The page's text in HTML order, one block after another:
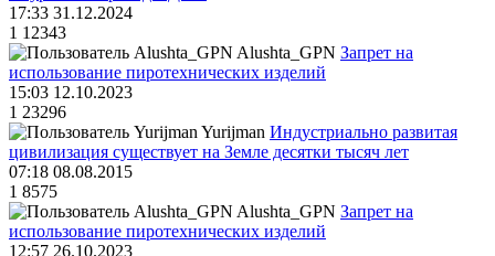
17:33 31.12.2024
1 12343
Alushta_GPN Запрет на
использование пиротехнических изделий
15:03 12.10.2023
1 23296
Yurijman Индустриально развитая
цивилизация существует на Земле десятки тысяч лет
07:18 08.08.2015
1 8575
Alushta_GPN Запрет на
использование пиротехнических изделий
12:57 26.10.2023